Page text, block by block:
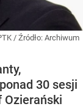
/ Źródło: Archiwum
30 sesji
Ozierański